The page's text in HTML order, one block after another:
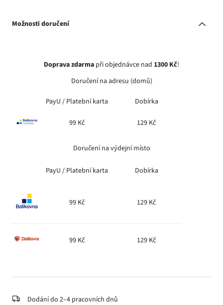
Možnosti doručení
Doprava zdarma při objednávce nad 1300 Kč!
Doručení na adresu (domů)
PayU / Platební karta Dobírka
99 Kč 129 Kč
Doručení na výdejní místo
PayU / Platební karta Dobírka
99 Kč 129 Kč
99 Kč 129 Kč
Dodání do 2–4 pracovních dnů